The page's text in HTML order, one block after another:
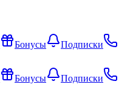
Бонусы
Подписки
Бонусы
Подписки